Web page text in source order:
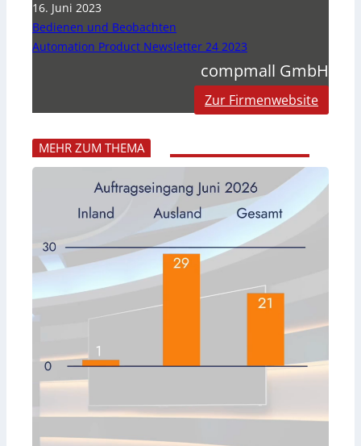
16. Juni 2023
Bedienen und Beobachten
Automation Product Newsletter 24 2023
compmall GmbH
Zur Firmenwebsite
MEHR ZUM THEMA